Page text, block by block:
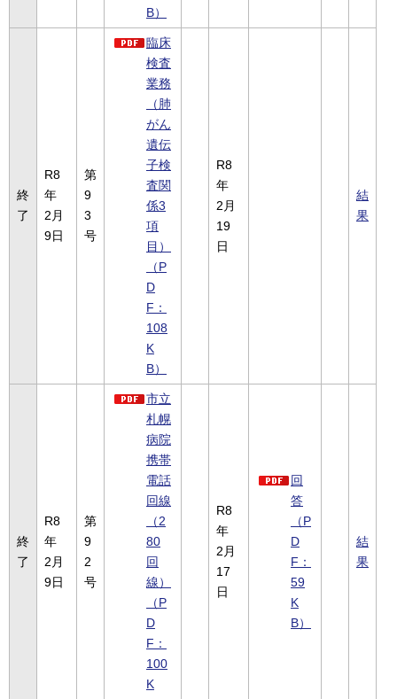
B）
終
了
R8
年
2月
9日
第
9
3
号
臨床
検査
業務
（肺
がん
遺伝
子検
査関
係3
項
目）
（P
D
F：
108
K
B）
R8
年
2月
19
日
結
果
終
了
R8
年
2月
9日
第
9
2
号
市立
札幌
病院
携帯
電話
回線
（2
80
回
線）
（P
D
F：
100
K
R8
年
2月
17
日
回
答
（P
D
F：
59
K
B）
結
果